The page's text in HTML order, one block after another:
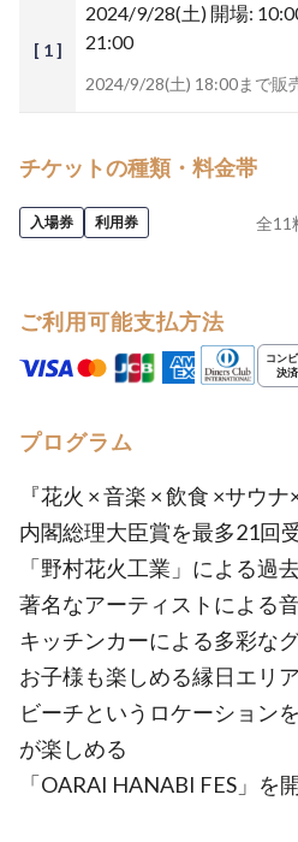
[ 1 ]
2024/9/28(土) 開場:
21:00
2024/9/28(土) 18:00まで販
チケットの種類・料金帯
入場券 利用券 全11
ご利用可能支払方法
プログラム
『花火 × 音楽 × 飲食 ×サウ
内閣総理大臣賞を最多21回
「野村花火工業」による過
著名なアーティストによる
キッチンカーによる多彩な
お子様も楽しめる縁日エリア
ビーチというロケーション
が楽しめる
「OARAI HANABI FES」を